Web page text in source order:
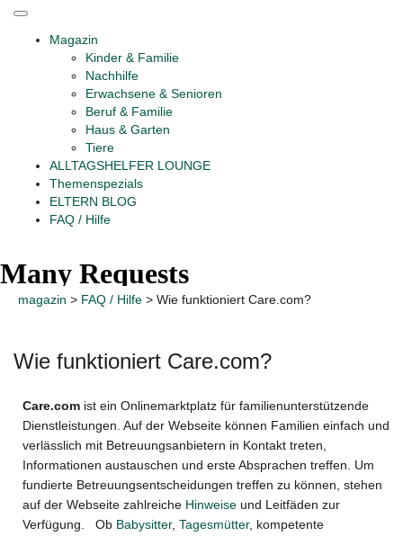
Magazin
Kinder & Familie
Nachhilfe
Erwachsene & Senioren
Beruf & Familie
Haus & Garten
Tiere
ALLTAGSHELFER LOUNGE
Themenspezials
ELTERN BLOG
FAQ / Hilfe
magazin > FAQ / Hilfe > Wie funktioniert Care.com?
Wie funktioniert Care.com?
Care.com ist ein Onlinemarktplatz für familienunterstützende
Dienstleistungen. Auf der Webseite können Familien einfach und
verlässlich mit Betreuungsanbietern in Kontakt treten,
Informationen austauschen und erste Absprachen treffen. Um
fundierte Betreuungsentscheidungen treffen zu können, stehen
auf der Webseite zahlreiche Hinweise und Leitfäden zur
Verfügung. Ob Babysitter, Tagesmütter, kompetente